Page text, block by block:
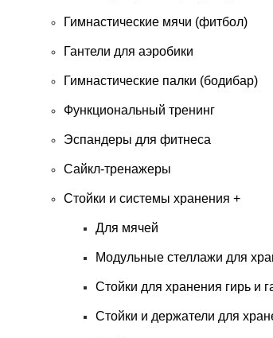
Гимнастические мячи (фитбол)
Гантели для аэробики
Гимнастические палки (бодибар)
Функциональный тренинг
Эспандеры для фитнеса
Сайкл-тренажеры
Стойки и системы хранения +
Для мячей
Модульные стеллажи для
Стойки для хранения гирь и
Стойки и держатели для